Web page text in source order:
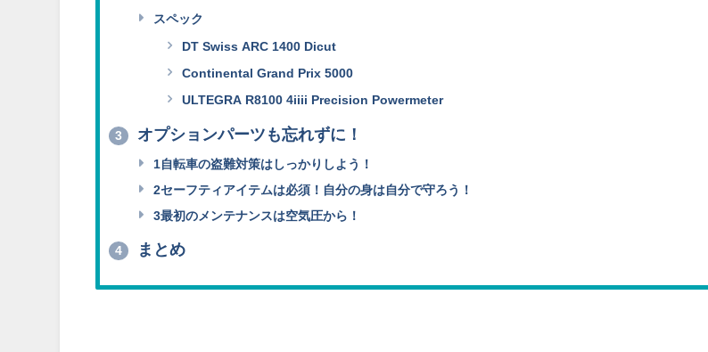
スペック
DT Swiss ARC 1400 Dicut
Continental Grand Prix 5000
ULTEGRA R8100 4iiii Precision Powermeter
3 オプションパーツも忘れずに！
1自転車の盗難対策はしっかりしよう！
2セーフティアイテムは必須！自分の身は自分で守ろう！
3最初のメンテナンスは空気圧から！
4 まとめ